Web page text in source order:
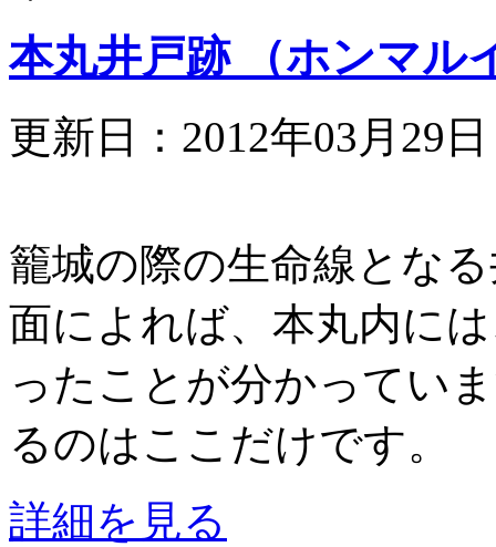
本丸井戸跡 （ホンマル
更新日：2012年03月29
籠城の際の生命線とな
面によれば、本丸内に
ったことが分かってい
るのはここだけです。
詳細を見る